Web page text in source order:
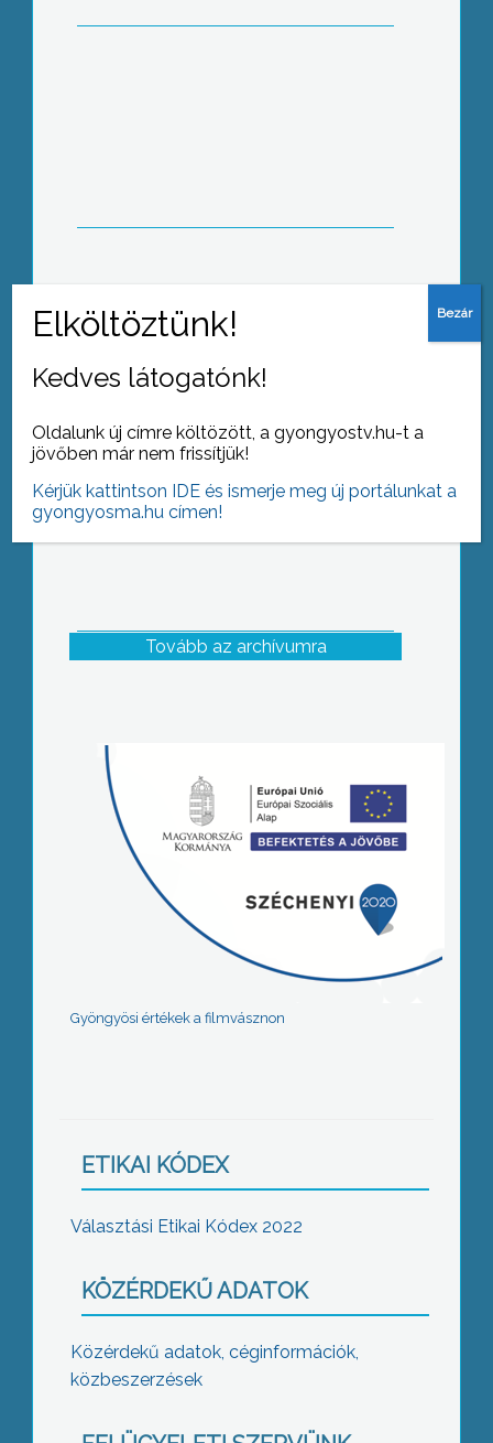
Digitális fényképezőgép, digitális
kapcsolatos díjak találtak gazdára az
interaktív dokumentált történelem
Tovább az archívumra
Gyöngyösi értékek a filmvásznon
ETIKAI KÓDEX
Választási Etikai Kódex 2022
KÖZÉRDEKŰ ADATOK
Közérdekű adatok, céginformációk,
közbeszerzések
Kedves látogatónk!
Oldalunk új címre költözött, a gyongyostv.hu-t a
jövőben már nem frissítjük!
Kérjük kattintson IDE és ismerje meg új portálunkat a
gyongyosma.hu címen!